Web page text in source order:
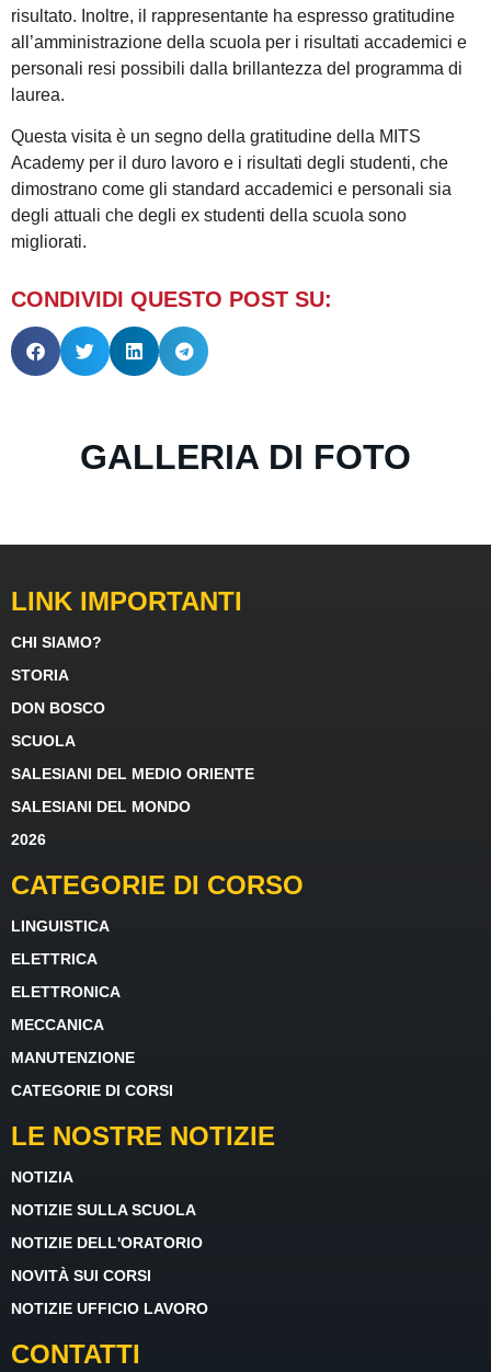
risultato. Inoltre, il rappresentante ha espresso gratitudine
all’amministrazione della scuola per i risultati accademici e
personali resi possibili dalla brillantezza del programma di
laurea.
Questa visita è un segno della gratitudine della MITS
Academy per il duro lavoro e i risultati degli studenti, che
dimostrano come gli standard accademici e personali sia
degli attuali che degli ex studenti della scuola sono
migliorati.
CONDIVIDI QUESTO POST SU:
GALLERIA DI FOTO
LINK IMPORTANTI
CHI SIAMO?
STORIA
DON BOSCO
SCUOLA
SALESIANI DEL MEDIO ORIENTE
SALESIANI DEL MONDO
2026
CATEGORIE DI CORSO
LINGUISTICA
ELETTRICA
ELETTRONICA
MECCANICA
MANUTENZIONE
CATEGORIE DI CORSI
LE NOSTRE NOTIZIE
NOTIZIA
NOTIZIE SULLA SCUOLA
NOTIZIE DELL'ORATORIO
NOVITÀ SUI CORSI
NOTIZIE UFFICIO LAVORO
CONTATTI